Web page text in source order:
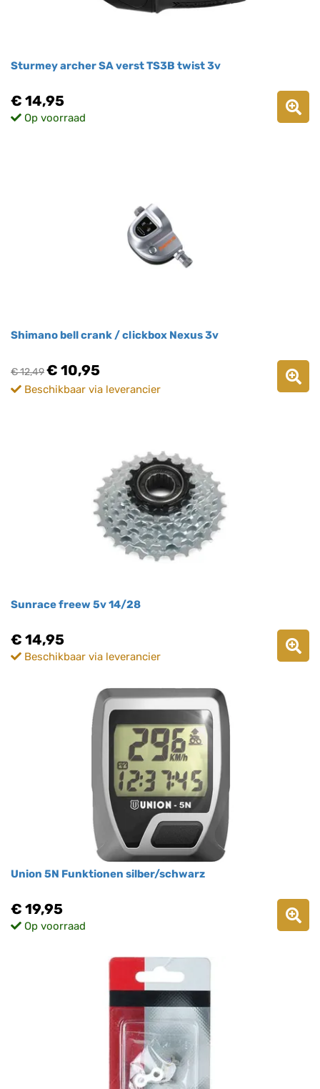
Sturmey archer SA verst TS3B twist 3v
€ 14,95
Op voorraad
Shimano bell crank / clickbox Nexus 3v
€ 12,49€ 10,95
Beschikbaar via leverancier
Sunrace freew 5v 14/28
€ 14,95
Beschikbaar via leverancier
Union 5N Funktionen silber/schwarz
€ 19,95
Op voorraad